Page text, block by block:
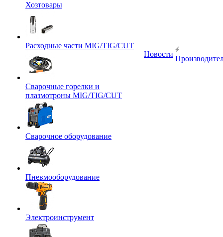
Хозтовары
Расходные части MIG/TIG/CUT
Сварочные горелки и
плазмотроны MIG/TIG/CUT
Сварочное оборудование
Пневмооборудование
Электроинструмент
Новости